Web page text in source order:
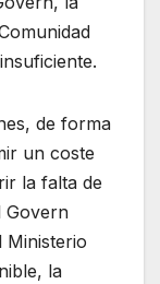
de forma
un coste
la falta de
Govern
Ministerio
la